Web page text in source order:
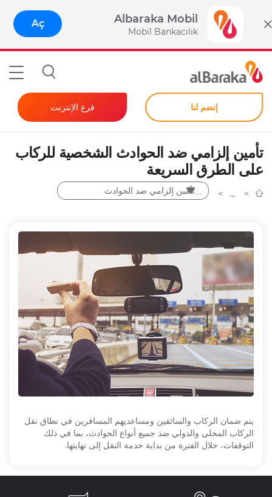
Albaraka Mobil
Mobil Bankacılık
Aç
إنضم لنا فرع الإنترنت
المصرفية للأفراد
الشركات
كلمة مرور فورية
تأمين إلزامي ضد الحوادث الشخصية للركاب
على الطرق السريعة
تأمين إلزامي ضد الحوادث
يتم ضمان الركاب والسائقين ومساعديهم المسافرين في نطاق نقل
الركاب المحلي والدولي ضد جميع أنواع الحوادث، بما في ذلك
التوقفات، خلال الفترة من بداية خدمة النقل إلى نهايتها.